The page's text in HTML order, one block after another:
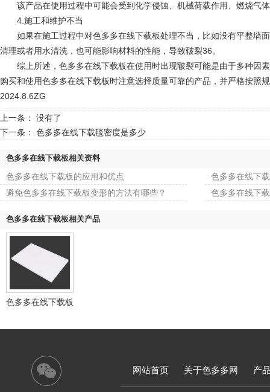
该产品在使用过程中可能会受到化学侵蚀、机械荷载作用、燃烧
4.施工和维护不当
如果在施工过程中对色多多在线下载板处理不当，比如没有平整墙面就
清理或者用水清洗，也可能影响材料的性能，导致皲裂36。
综上所述，色多多在线下载板在使用时出现皲裂可能是由于多种因素造成
购买和使用色多多在线下载板时注意选择质量可靠的产品，并严格按照规
2024.8.6ZG
上一条： 没有了
下一条： 色多多在线下载毯密度是多少
色多多在线下载板相关资料
色多多在线下载板的应用和优点
色多多在线下载
避免色多多在线下载板变形的方法有哪些？
色多多在线下
色多多在线下载板相关产品
色多多在线下载板
网站首页 关于色多多网 产